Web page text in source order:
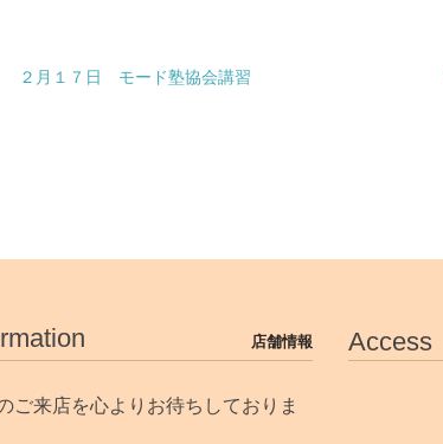
２月１７日 モード塾協会講習
店舗情報
ご来店を心よりお待ちしておりま
Access